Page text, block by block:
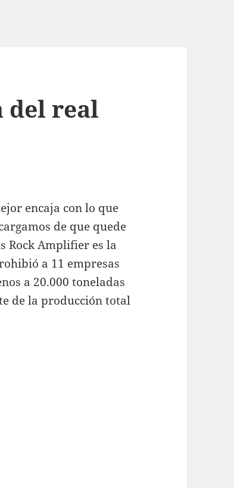
del real
encaja con lo que
de que quede
Rock Amplifier es la
a 11 empresas
a 20.000 toneladas
de la producción total